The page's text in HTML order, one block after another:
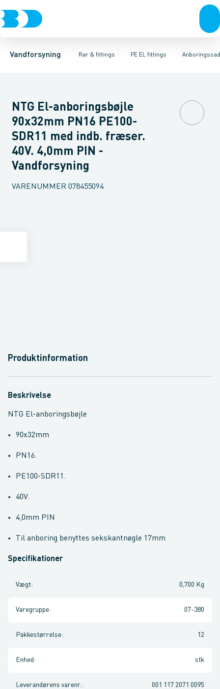
Vandforsyning Rør & fittings
Rør & fittingsKoblinger & anboringerMuffer, klemmer &
PE EL fittings
PE rørPE EL fittingsPE fittings Duktiljern fittings
VinklerT-stykker SvejsemufferReduktionerAnboringssadler-
NTG El-anboringsbøjle
90x32mm PN16 PE100-
SDR11 med indb. fræser.
40V. 4,0mm PIN -
Vandforsyning
VARENUMMER 078455094
Produktinformation
Beskrivelse
NTG El-anboringsbøjle
90x32mm
PN16.
PE100-SDR11.
40V.
4,0mm PIN
Til anboring benyttes sekskantnøgle 17mm
Specifikationer
Vægt: 0,700 Kg
Varegruppe: 07-380
Pakkestørrelse: 12
Enhed : stk
Leverandørens varenr. : 001 117 2071 0095